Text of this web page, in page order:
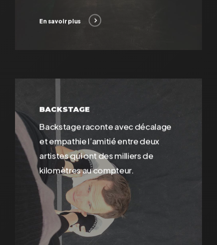
En savoir plus
BACKSTAGE
Backstage raconte avec décalage
et empathie l’amitié entre deux
artistes qui ont des milliers de
kilomètres au compteur.
savoir
plus